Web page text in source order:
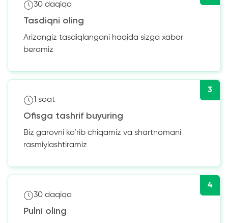
30 daqiqa
Tasdiqni oling
Arizangiz tasdiqlangani haqida sizga xabar
beramiz
3
1 soat
Ofisga tashrif buyuring
Biz garovni ko’rib chiqamiz va shartnomani
rasmiylashtiramiz
4
30 daqiqa
Pulni oling